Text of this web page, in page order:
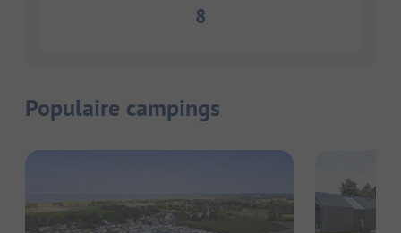
8
Populaire campings